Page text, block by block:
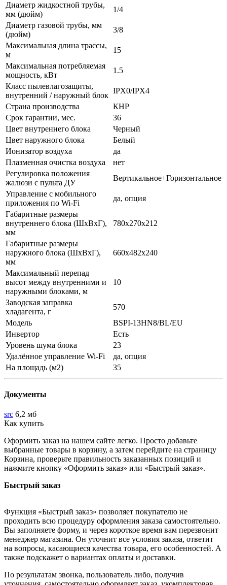
Диаметр жидкостной трубы,
мм (дюйм)
1/4
Диаметр газовой трубы, мм
(дюйм)
3/8
Максимальная длина трассы,
м
15
Максимальная потребляемая
мощность, кВт
1.5
Класс пылевлагозащиты,
внутренний / наружный блок
IPX0/IPX4
Страна производства
КНР
Срок гарантии, мес.
36
Цвет внутреннего блока
Черный
Цвет наружного блока
Белый
Ионизатор воздуха
да
Плазменная очистка воздуха
нет
Регулировка положения
жалюзи с пульта ДУ
Вертикальное+Горизонтальное
Управление c мобильного
приложения по Wi-Fi
да, опция
Габаритные размеры
внутреннего блока (ШхВхГ),
мм
780х270х212
Габаритные размеры
наружного блока (ШхВхГ),
мм
660х482х240
Максимальный перепад
высот между внутренними и
наружными блоками, м
10
Заводская заправка
хладагента, г
570
Модель
BSPI-13HN8/BL/EU
Инвертор
Есть
Уровень шума блока
23
Удалённое управление Wi-Fi
да, опция
На площадь (м2)
35
Документы
src 6,2 мб
Как купить
Оформить заказ на нашем сайте легко. Просто добавьте
выбранные товары в корзину, а затем перейдите на страницу
Корзина, проверьте правильность заказанных позиций и
нажмите кнопку «Оформить заказ» или «Быстрый заказ».
Быстрый заказ
Функция «Быстрый заказ» позволяет покупателю не
проходить всю процедуру оформления заказа самостоятельно.
Вы заполняете форму, и через короткое время вам перезвонит
менеджер магазина. Он уточнит все условия заказа, ответит
на вопросы, касающиеся качества товара, его особенностей. А
также подскажет о вариантах оплаты и доставки.
По результатам звонка, пользователь либо, получив